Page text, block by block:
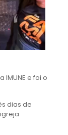
IMUNE e foi o
dias de